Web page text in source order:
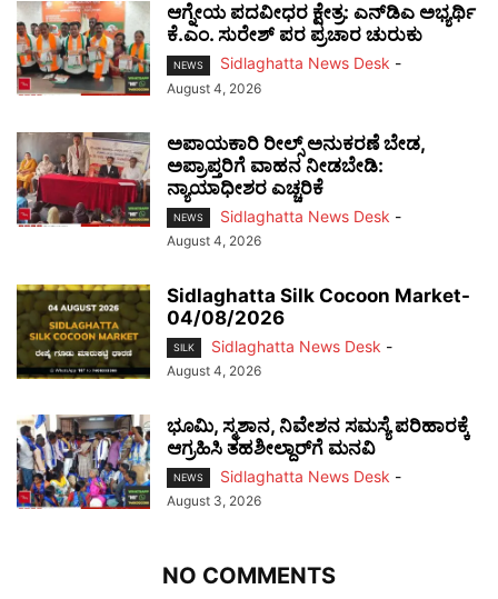
ಆಗ್ನೇಯ ಪದವೀಧರ ಕ್ಷೇತ್ರ: ಎನ್‌ಡಿಎ ಅಭ್ಯರ್ಥಿ
ಕೆ.ಎಂ. ಸುರೇಶ್ ಪರ ಪ್ರಚಾರ ಚುರುಕು
NEWS Sidlaghatta News Desk -
August 4, 2026
ಅಪಾಯಕಾರಿ ರೀಲ್ಸ್ ಅನುಕರಣೆ ಬೇಡ,
ಅಪ್ರಾಪ್ತರಿಗೆ ವಾಹನ ನೀಡಬೇಡಿ:
ನ್ಯಾಯಾಧೀಶರ ಎಚ್ಚರಿಕೆ
NEWS Sidlaghatta News Desk -
August 4, 2026
Sidlaghatta Silk Cocoon Market-
04/08/2026
SILK Sidlaghatta News Desk -
August 4, 2026
ಭೂಮಿ, ಸ್ಮಶಾನ, ನಿವೇಶನ ಸಮಸ್ಯೆ ಪರಿಹಾರಕ್ಕೆ
ಆಗ್ರಹಿಸಿ ತಹಶೀಲ್ದಾರ್‌ಗೆ ಮನವಿ
NEWS Sidlaghatta News Desk -
August 3, 2026
NO COMMENTS